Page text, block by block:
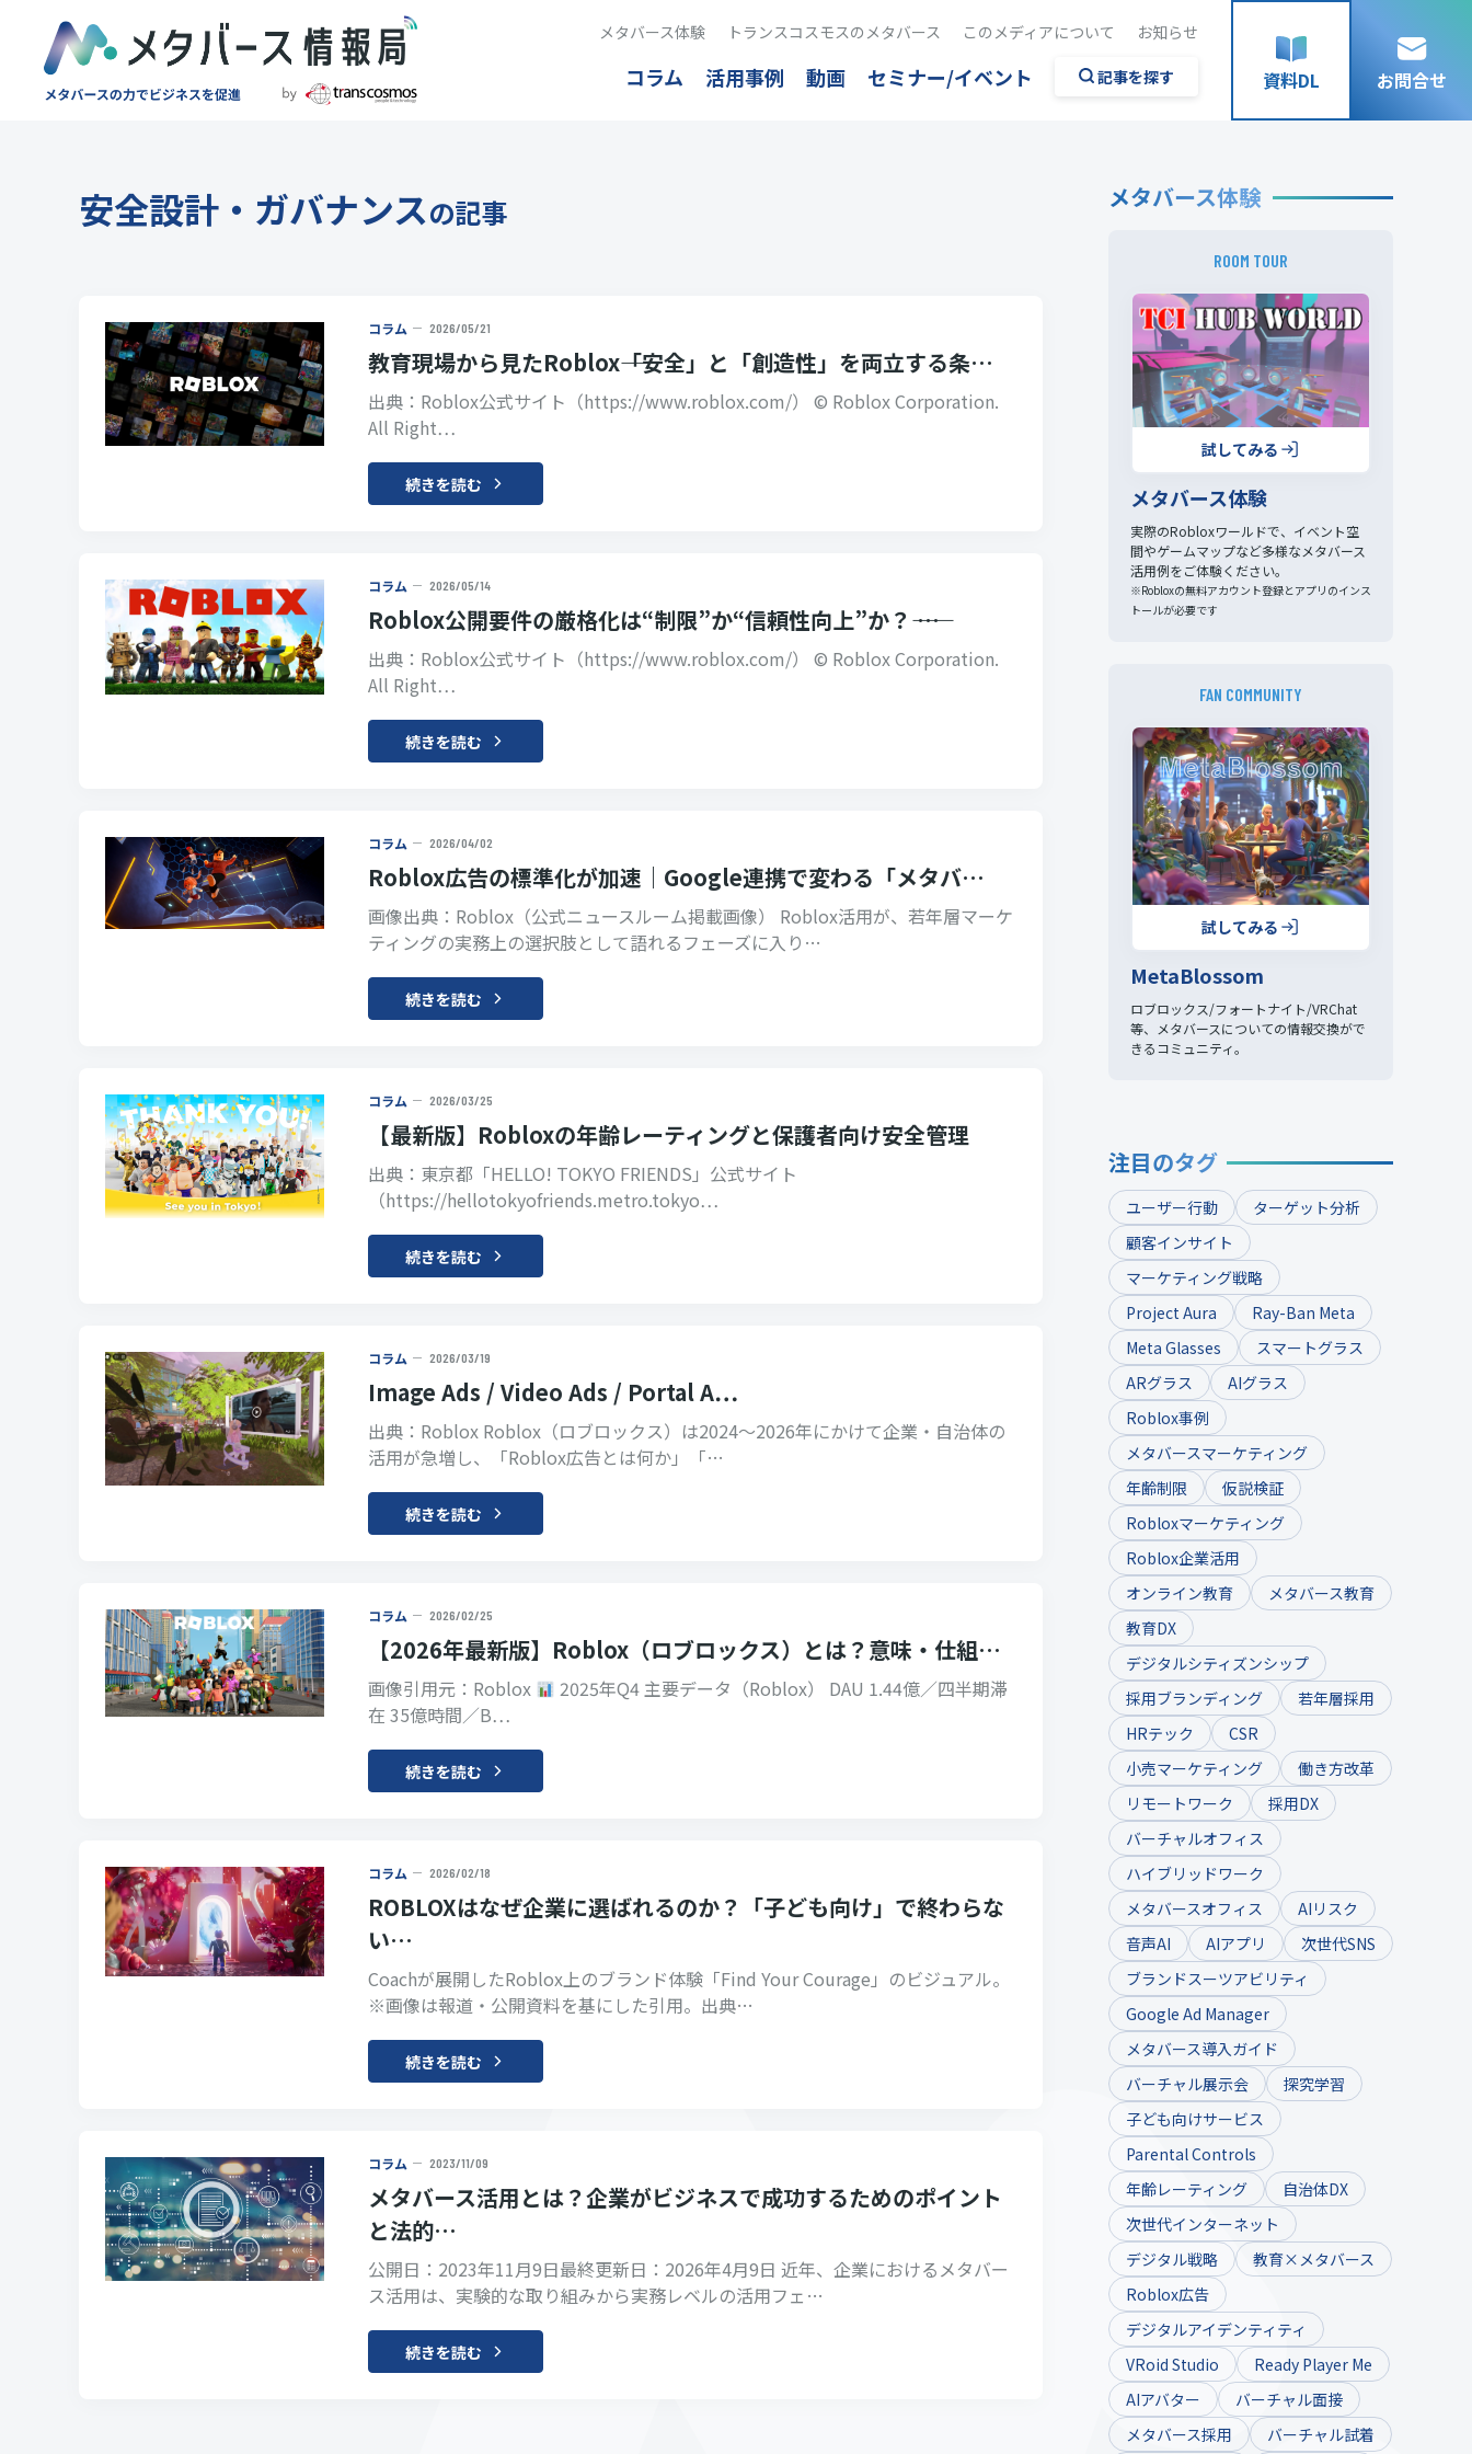
メタバース体験 トランスコスモスのメタバース このメディアについて お知らせ
コラム 活用事例 動画 セミナー/イベント 記事を探す 資料DL お問合せ
安全設計・ガバナンスの記事
コラム 2026/05/21
教育現場から見たRoblox――「安全」と「創造性」を両立する条…
出典：Roblox公式サイト（https://www.roblox.com/） © Roblox Corporation.
All Right…
続きを読む
コラム 2026/05/14
Roblox公開要件の厳格化は“制限”か“信頼性向上”か？―― …
出典：Roblox公式サイト（https://www.roblox.com/） © Roblox Corporation.
All Right…
続きを読む
コラム 2026/04/02
Roblox広告の標準化が加速｜Google連携で変わる「メタバ…
画像出典：Roblox（公式ニュースルーム掲載画像） Roblox活用が、若年層マーケ
ティングの実務上の選択肢として語れるフェーズに入り…
続きを読む
コラム 2026/03/25
【最新版】Robloxの年齢レーティングと保護者向け安全管理
出典：東京都「HELLO! TOKYO FRIENDS」公式サイト
（https://hellotokyofriends.metro.tokyo…
続きを読む
コラム 2026/03/19
Image Ads / Video Ads / Portal A…
出典：Roblox Roblox（ロブロックス）は2024〜2026年にかけて企業・自治体の
活用が急増し、「Roblox広告とは何か」「…
続きを読む
コラム 2026/02/25
【2026年最新版】Roblox（ロブロックス）とは？意味・仕組…
画像引用元：Roblox
2025年Q4 主要データ（Roblox） DAU 1.44億／四半期滞
在 35億時間／B…
続きを読む
コラム 2026/02/18
ROBLOXはなぜ企業に選ばれるのか？「子ども向け」で終わらな
い…
Coachが展開したRoblox上のブランド体験「Find Your Courage」のビジュアル。
※画像は報道・公開資料を基にした引用。出典…
続きを読む
コラム 2023/11/09
メタバース活用とは？企業がビジネスで成功するためのポイント
と法的…
公開日：2023年11月9日最終更新日：2026年4月9日 近年、企業におけるメタバー
ス活用は、実験的な取り組みから実務レベルの活用フェ…
続きを読む
メタバース体験
ROOM TOUR
試してみる
メタバース体験
実際のRobloxワールドで、イベント空
間やゲームマップなど多様なメタバース
活用例をご体験ください。
※Robloxの無料アカウント登録とアプリのインス
トールが必要です
FAN COMMUNITY
試してみる
MetaBlossom
ロブロックス/フォートナイト/VRChat
等、
メタバースについての情報交換がで
きるコミュニティ。
注目のタグ
ユーザー行動
ターゲット分析
顧客インサイト
マーケティング戦略
Project Aura
Ray-Ban Meta
Meta Glasses
スマートグラス
ARグラス
AIグラス
Roblox事例
メタバースマーケティング
年齢制限
仮説検証
Robloxマーケティング
Roblox企業活用
オンライン教育
メタバース教育
教育DX
デジタルシティズンシップ
採用ブランディング
若年層採用
HRテック
CSR
小売マーケティング
働き方改革
リモートワーク
採用DX
バーチャルオフィス
ハイブリッドワーク
メタバースオフィス
AIリスク
音声AI
AIアプリ
次世代SNS
ブランドスーツアビリティ
Google Ad Manager
メタバース導入ガイド
バーチャル展示会
探究学習
子ども向けサービス
Parental Controls
年齢レーティング
自治体DX
次世代インターネット
デジタル戦略
教育×メタバース
Roblox広告
デジタルアイデンティティ
VRoid Studio
Ready Player Me
AIアバター
バーチャル面接
メタバース採用
バーチャル試着